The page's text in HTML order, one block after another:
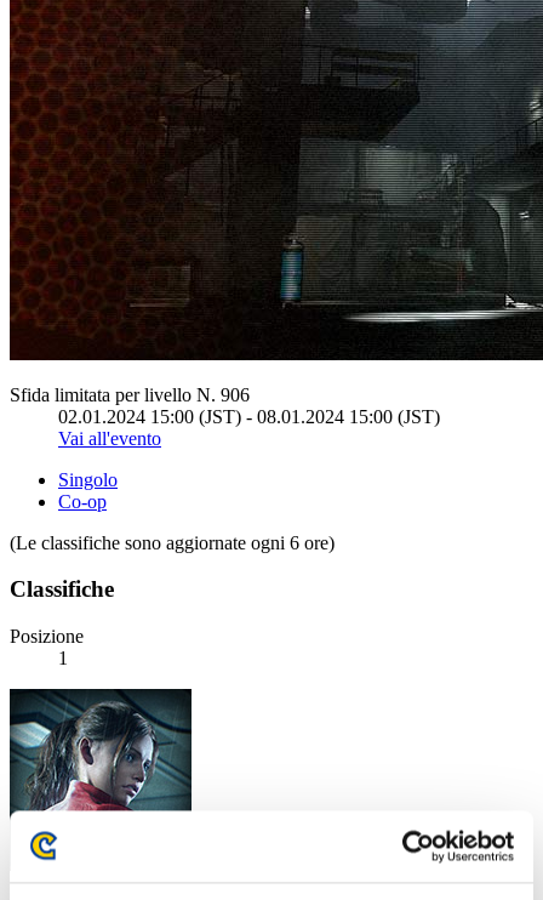
Sfida limitata per livello N. 906
02.01.2024 15:00 (JST) - 08.01.2024 15:00 (JST)
Vai all'evento
Singolo
Co-op
(Le classifiche sono aggiornate ogni 6 ore)
Classifiche
Posizione
1